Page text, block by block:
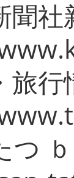
聞社
旅
つ